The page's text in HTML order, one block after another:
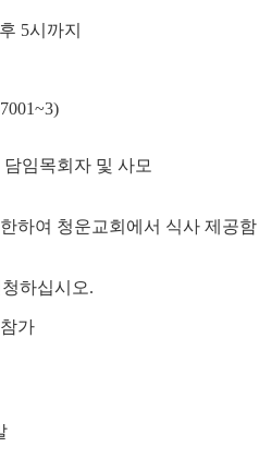
5시까지
임목회자 및 사모
하여 청운교회에서 식사 제공함
하십시오.
가